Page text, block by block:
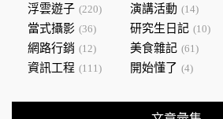
浮雲遊子 (220) 演講活動 (14)
當式攝影 (36) 研究生日記 (10)
網路行銷 (12) 美食雜記 (61)
資訊工程 (111) 開始懂了 (4)